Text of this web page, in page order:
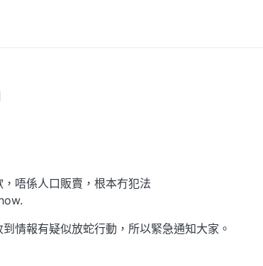
唔係人口販賣，根本冇犯法
情報有疑似放蛇行動，所以緊急通知大家。